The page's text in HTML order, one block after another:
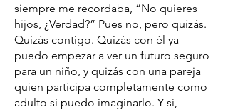
siempre me recordaba, “No quieres
hijos, ¿Verdad?” Pues no, pero quizás.
Quizás contigo. Quizás con él ya
puedo empezar a ver un futuro seguro
para un niño, y quizás con una pareja
quien participa completamente como
adulto si puedo imaginarlo. Y sí,